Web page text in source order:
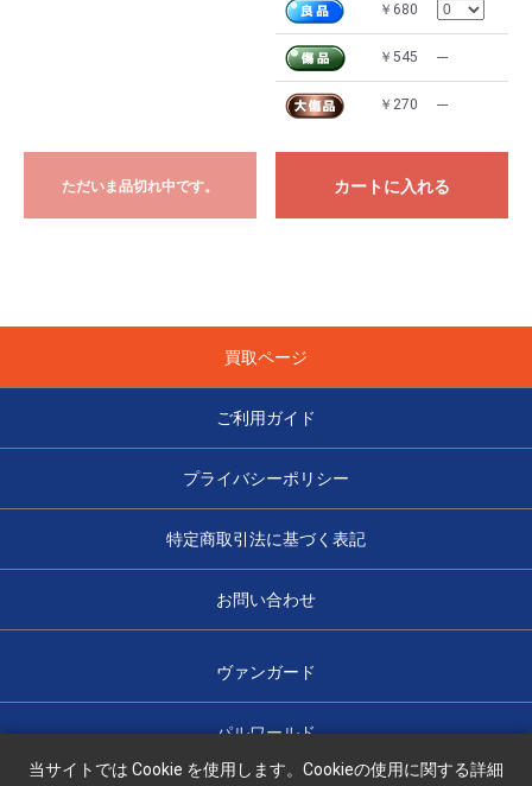
ただいま品切れ中です。
￥680
￥545 ---
￥270 ---
カートに入れる
買取ページ
ご利用ガイド
プライバシーポリシー
特定商取引法に基づく表記
お問い合わせ
ヴァンガード
パルワールド
当サイトでは Cookie を使用します。Cookieの使用に関する詳細